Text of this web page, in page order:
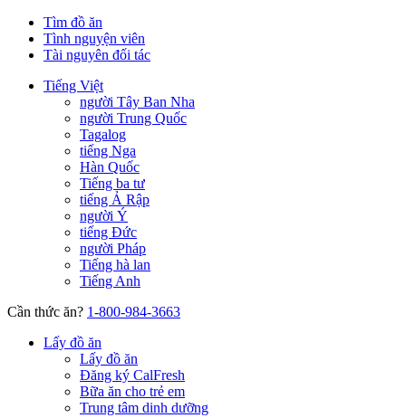
Tìm đồ ăn
Tình nguyện viên
Tài nguyên đối tác
Tiếng Việt
người Tây Ban Nha
người Trung Quốc
Tagalog
tiếng Nga
Hàn Quốc
Tiếng ba tư
tiếng Ả Rập
người Ý
tiếng Đức
người Pháp
Tiếng hà lan
Tiếng Anh
Cần thức ăn? 1-800-984-3663
Lấy đồ ăn
Lấy đồ ăn
Đăng ký CalFresh
Bữa ăn cho trẻ em
Trung tâm dinh dưỡng